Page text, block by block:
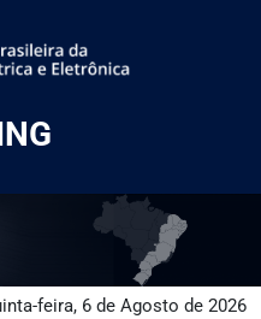
feira, 6 de Agosto de 2026